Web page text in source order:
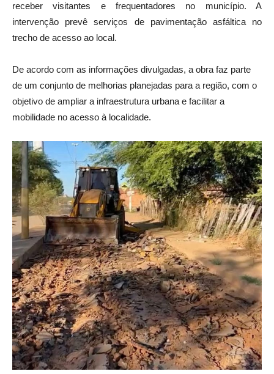
receber visitantes e frequentadores no município. A
intervenção prevê serviços de pavimentação asfáltica no
trecho de acesso ao local.
De acordo com as informações divulgadas, a obra faz parte
de um conjunto de melhorias planejadas para a região, com o
objetivo de ampliar a infraestrutura urbana e facilitar a
mobilidade no acesso à localidade.